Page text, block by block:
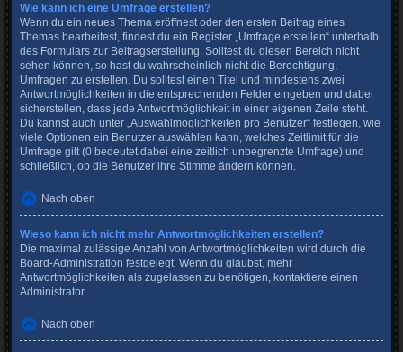
Wie kann ich eine Umfrage erstellen?
Wenn du ein neues Thema eröffnest oder den ersten Beitrag eines
Themas bearbeitest, findest du ein Register „Umfrage erstellen“ unterhalb
des Formulars zur Beitragserstellung. Solltest du diesen Bereich nicht
sehen können, so hast du wahrscheinlich nicht die Berechtigung,
Umfragen zu erstellen. Du solltest einen Titel und mindestens zwei
Antwortmöglichkeiten in die entsprechenden Felder eingeben und dabei
sicherstellen, dass jede Antwortmöglichkeit in einer eigenen Zeile steht.
Du kannst auch unter „Auswahlmöglichkeiten pro Benutzer“ festlegen, wie
viele Optionen ein Benutzer auswählen kann, welches Zeitlimit für die
Umfrage gilt (0 bedeutet dabei eine zeitlich unbegrenzte Umfrage) und
schließlich, ob die Benutzer ihre Stimme ändern können.
Nach oben
Wieso kann ich nicht mehr Antwortmöglichkeiten erstellen?
Die maximal zulässige Anzahl von Antwortmöglichkeiten wird durch die
Board-Administration festgelegt. Wenn du glaubst, mehr
Antwortmöglichkeiten als zugelassen zu benötigen, kontaktiere einen
Administrator.
Nach oben